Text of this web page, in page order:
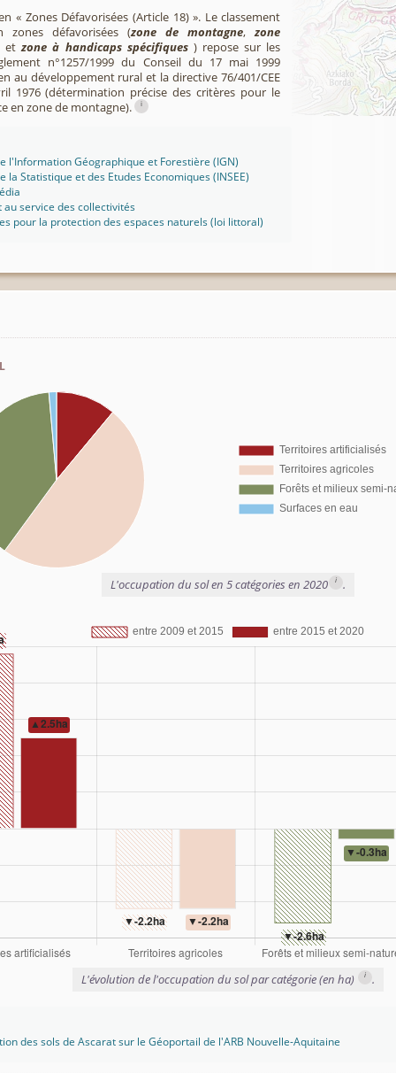
« Zones Défavorisées (Article 18) ». Le classement
zones défavorisées (zone de montagne,zone
etzone à handicaps spécifiques) repose sur les
n°1257/1999 du Conseil du 17 mai 1999
au développement rural et la directive 76/401/CEE
1976 (détermination précise des critères pour le
en zone de montagne).
i
l'Information Géographique et Forestière (IGN)
la Statistique et des Etudes Economiques (INSEE)
au service des collectivités
pour la protection des espaces naturels (loi littoral)
L'occupation du sol en 5 catégories en 2020 i .
L'évolution de l'occupation du sol par catégorie (en ha) i .
des sols de Ascarat sur le Géoportail de l'ARB Nouvelle-Aquitaine